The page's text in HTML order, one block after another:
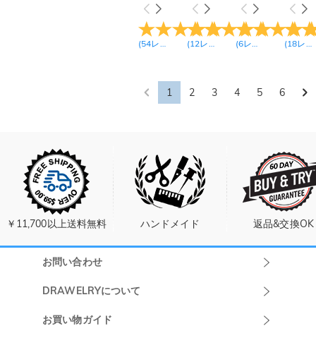
(54レビュー )(12レビュー )(6レビュー (18レビュー
1 2 3 4 5 6
￥11,700以上送料無料 ハンドメイド 返品&交換OK
お問い合わせ
DRAWELRYについて
DRAWELRYについて
お買い物ガイド